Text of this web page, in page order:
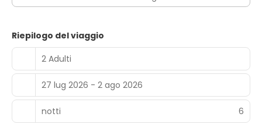
reception aperta 24 ore su 24 e personale poliglotta.
su 24 a pagamento; inoltre, in loco troverai il un
parcheggio (a pagamento).
Riepilogo del viaggio
2 Adulti
27 lug 2026 - 2 ago 2026
notti 6